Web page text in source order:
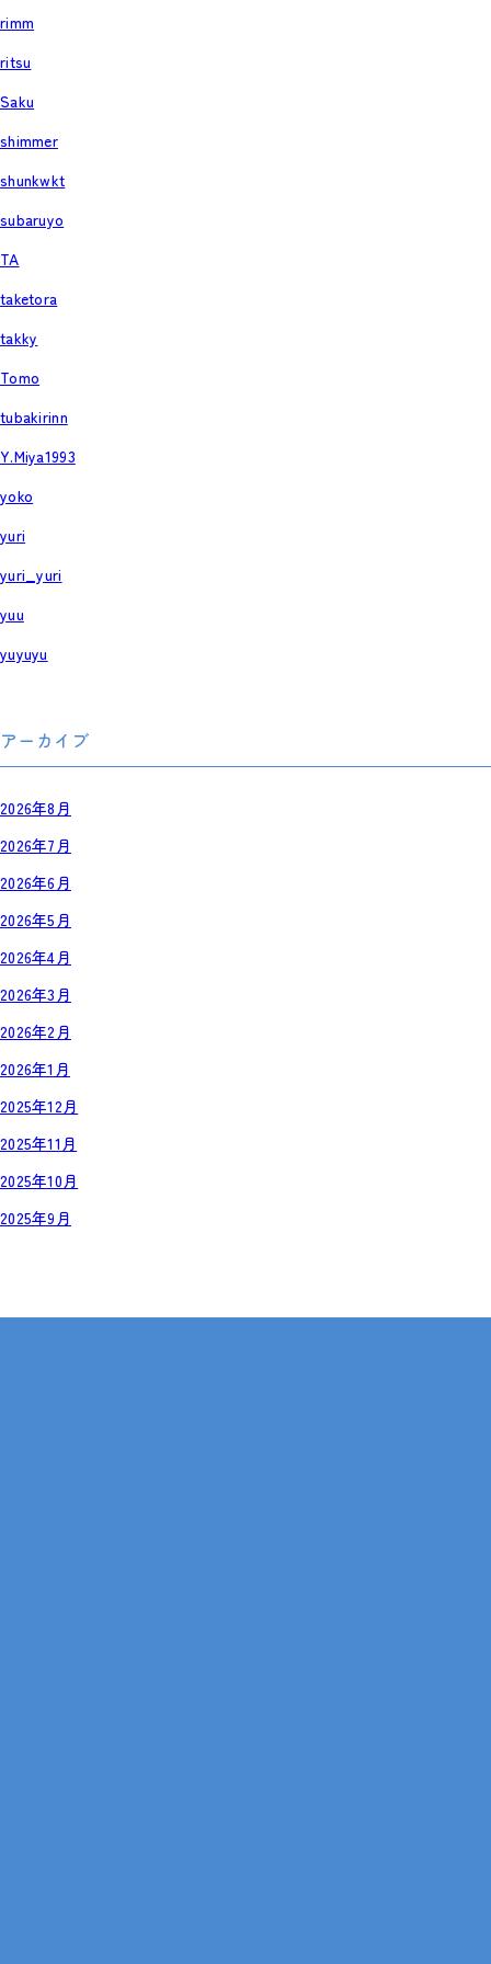
rimm
ritsu
Saku
shimmer
shunkwkt
subaruyo
TA
taketora
takky
Tomo
tubakirinn
Y.Miya1993
yoko
yuri
yuri_yuri
yuu
yuyuyu
アーカイブ
2026年8月
2026年7月
2026年6月
2026年5月
2026年4月
2026年3月
2026年2月
2026年1月
2025年12月
2025年11月
2025年10月
2025年9月